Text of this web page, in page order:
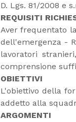
D. Lgs. 81/2008 e
REQUISITI
Aver frequentato
dell'emergenza -
lavoratori
comprensione
OBIETTIVI
L'obiettivo della
addetto alla
ARGOMENTI